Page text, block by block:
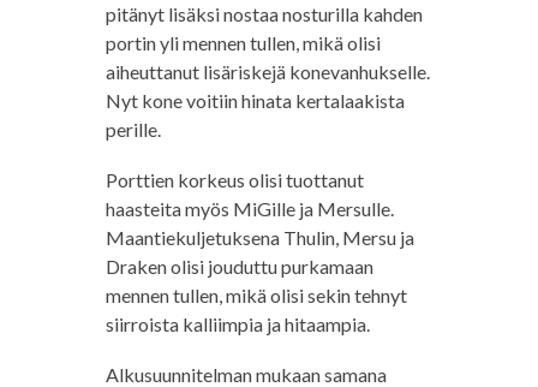
pitänyt lisäksi nostaa nosturilla kahden
portin yli mennen tullen, mikä olisi
aiheuttanut lisäriskejä konevanhukselle.
Nyt kone voitiin hinata kertalaakista
perille.
Porttien korkeus olisi tuottanut
haasteita myös MiGille ja Mersulle.
Maantiekuljetuksena Thulin, Mersu ja
Draken olisi jouduttu purkamaan
mennen tullen, mikä olisi sekin tehnyt
siirroista kalliimpia ja hitaampia.
Alkusuunnitelman mukaan samana